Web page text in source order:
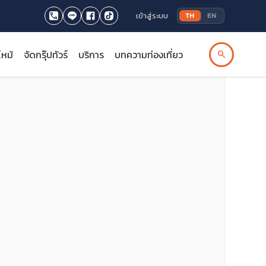
เข้าสู่ระบบ TH EN
หม้ จัดกรุ๊ปทัวร์ บริการ บทความท่องเที่ยว search